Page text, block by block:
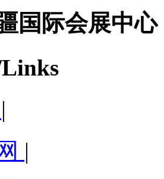
国际会展中心
|
|